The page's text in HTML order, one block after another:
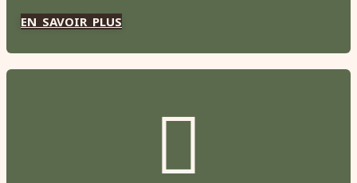
EN SAVOIR PLUS